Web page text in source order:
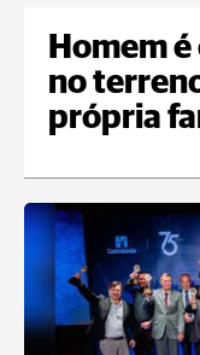
Homem
no
própria